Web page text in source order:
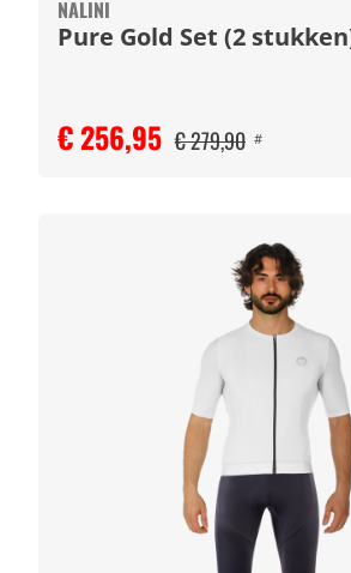
NALINI
Pure Gold Set (2
€ 256,95 € 279,90 #